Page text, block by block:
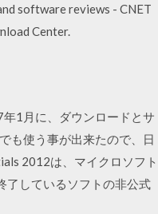
software reviews - CNET
Center.
1月に、ダウンロードとサ
も使う事が出来たので、日
2012は、マイクロソフト
了しているソフトの非公式